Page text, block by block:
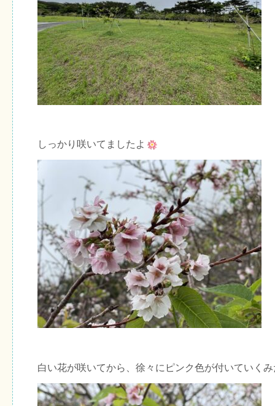
しっかり咲いてましたよ
白い花が咲いてから、徐々にピンク色が付いていく